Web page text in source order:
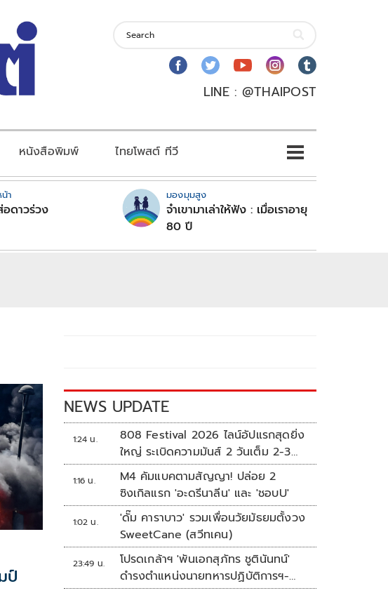
LINE : @THAIPOST
หนังสือพิมพ์ ไทยโพสต์ ทีวี
า
ดาวร่วง
มองมุมสูง
จำเขามาเล่าให้ฟัง : เมื่อเราอายุ
80 ปี
ป์
NEWS UPDATE
1:24 น.
808 Festival 2026 ไลน์อัปแรกสุดยิ่ง
ใหญ่ ระเบิดความมันส์ 2 วันเต็ม 2-3
ต.ค.นี้
1:16 น.
M4 คัมแบคตามสัญญา! ปล่อย 2
ซิงเกิลแรก 'อะดรีนาลีน' และ 'ชอบU'
1:02 น.
'ดั๊ม คาราบาว' รวมเพื่อนวัยมัธยมตั้งวง
SweetCane (สวีทเคน)
23:49 น.
โปรดเกล้าฯ 'พันเอกสุภัทร ชูตินันทน์'
ดำรงตำแหน่งนายทหารปฏิบัติการฯ-